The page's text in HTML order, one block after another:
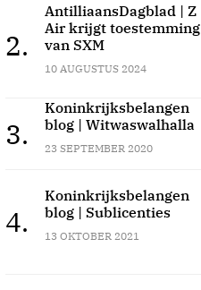
2.
AntilliaansDagblad | Z
Air krijgt toestemming
van SXM
10 AUGUSTUS 2024
3.
Koninkrijksbelangen
blog | Witwaswalhalla
23 SEPTEMBER 2020
4.
Koninkrijksbelangen
blog | Sublicenties
13 OKTOBER 2021